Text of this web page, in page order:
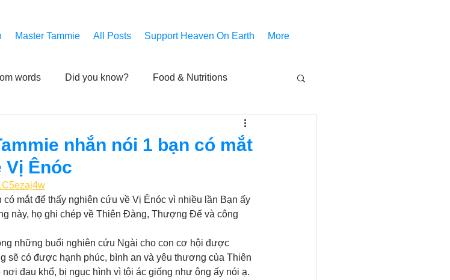
Master Tammie All Posts Support Heaven On Earth More
words Did you know? Food & Nutritions
Updates
nhắn nói 1 bạn có mắt
Vị Ênóc
mắt để thấy nghiên cứu về Vị Ênóc vì nhiều lần Bạn ấy
này, họ ghi chép về Thiên Đàng, Thượng Đế và công
những buổi nghiên cứu Ngài cho con cơ hội được
sẽ có được hạnh phúc, bình an và yêu thương của Thiên
đau khổ, bị ngục hình vì tội ác giống như ông ấy nói ạ.